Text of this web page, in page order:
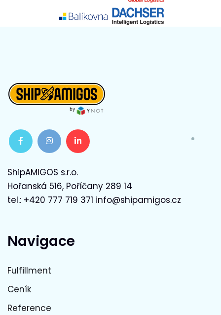
ShipAMIGOS s.r.o.
Hořanská 516, Poříčany 289 14
tel.: +420 777 719 371 info@shipamigos.cz
Navigace
Fulfillment
Ceník
Reference